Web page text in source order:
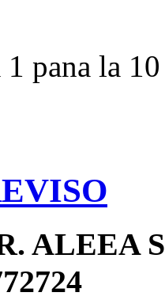
1 pana la
ALEEA